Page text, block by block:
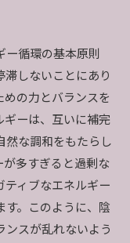
循環の基本原則
滞しないことにあり
めの力とバランスを
ギーは、互いに補完
然な調和をもたらし
が多すぎると過剰な
ティブなエネルギー
す。このように、陰
ンスが乱れないよう